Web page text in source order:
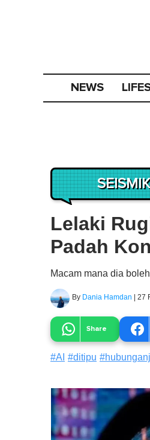
NEWS
SEISMIK
Lelaki
Padah
Macam mana dia
By Dania Hamdan | 27
Share
#AI #ditipu #